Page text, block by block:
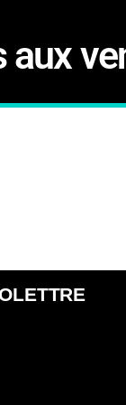
aux